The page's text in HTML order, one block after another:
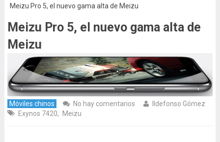
Meizu Pro 5, el nuevo gama alta de Meizu
Meizu Pro 5, el nuevo gama alta de
Meizu
Móviles chinos No hay comentarios
Ildefonso Gómez
Exynos 7420, Meizu